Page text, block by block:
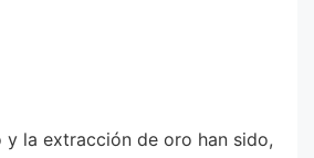
y la extracción de oro han sido,